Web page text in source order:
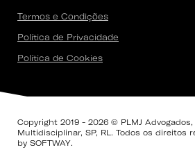
Termos e Condições
Política de Privacidade
Política de Cookies
Copyright 2019 - 2026 © PLMJ
Multidisciplinar, SP, RL. Todos os direitos
by SOFTWAY.